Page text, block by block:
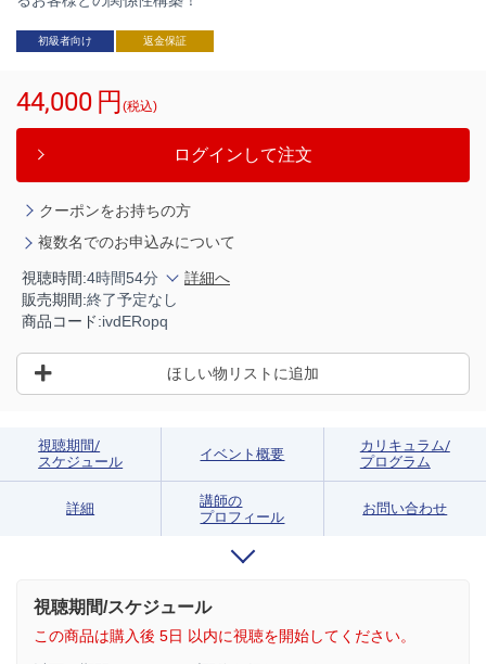
初級者向け 返金保証
44,000 円 (税込)
ログインして注文
クーポンをお持ちの方
複数名でのお申込みについて
視聴時間:4時間54分
詳細へ
販売期間:終了予定なし
商品コード:ivdERopq
ほしい物リストに追加
視聴期間/
スケジュール
イベント概要
カリキュラム/
プログラム
詳細
講師の
プロフィール
お問い合わせ
視聴期間/スケジュール
この商品は購入後 5日 以内に視聴を開始してください。